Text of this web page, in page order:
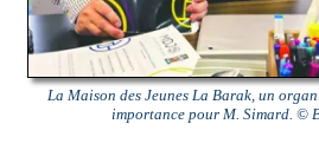
La Maison des Jeunes La Barak, un
importance pour M. Simard. ©